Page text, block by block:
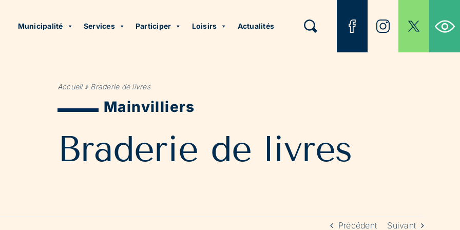
Municipalité Services Participer Loisirs Actualités
Accueil» Braderie de livres
Mainvilliers
Braderie de livres
Précédent Suivant